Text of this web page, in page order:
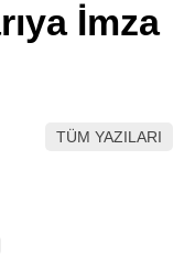
TikTokİmza
TÜM YAZILARI